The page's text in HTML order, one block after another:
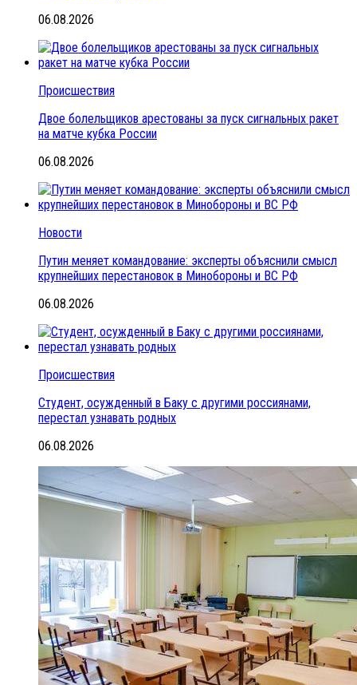
06.08.2026
Происшествия
Двое болельщиков арестованы за пуск сигнальных ракет
на матче кубка России
06.08.2026
Новости
Путин меняет командование: эксперты объяснили смысл
крупнейших перестановок в Минобороны и ВС РФ
06.08.2026
Происшествия
Студент, осужденный в Баку с другими россиянами,
перестал узнавать родных
06.08.2026